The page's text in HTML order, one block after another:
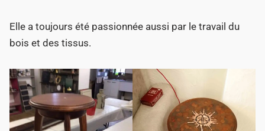
Elle a toujours été passionnée aussi par le travail du
bois et des tissus.